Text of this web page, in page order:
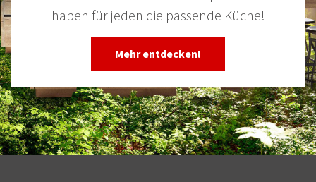
haben für jeden die passende Küche!
Mehr entdecken!